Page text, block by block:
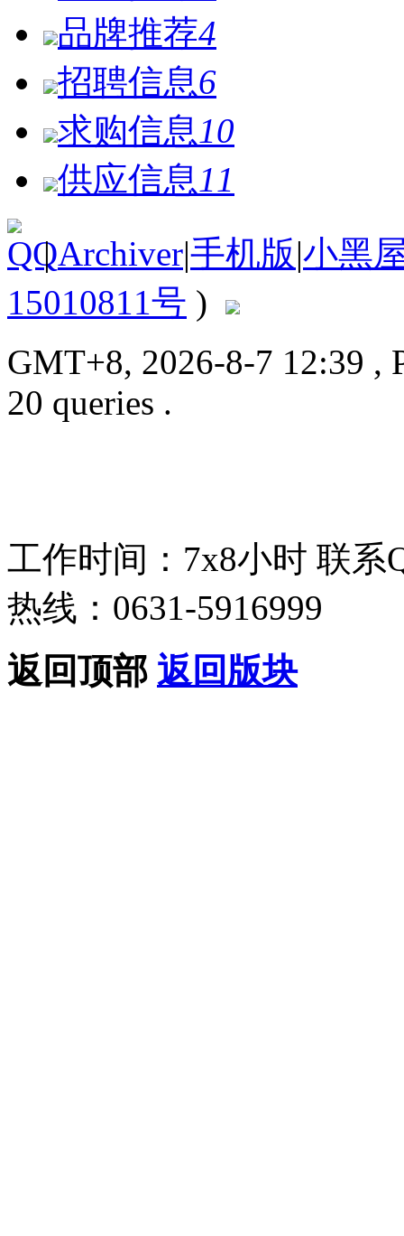
品牌推荐4
招聘信息6
求购信息 10
供应信息 11
| Archiver|手机版|小黑
15010811号 )
GMT+8, 2026-8-7 12:39 ,
20 queries .
工作时间：7x8小时 联系
热线：0631-5916999
返回顶部 返回版块